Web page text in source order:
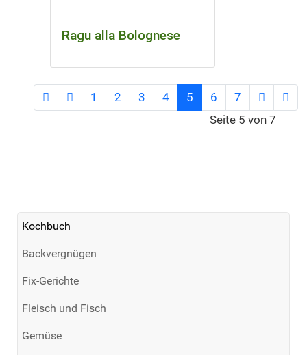
Ragu alla Bolognese
Seite 5 von 7
1 2 3 4 5 6 7
Kochbuch
Backvergnügen
Fix-Gerichte
Fleisch und Fisch
Gemüse